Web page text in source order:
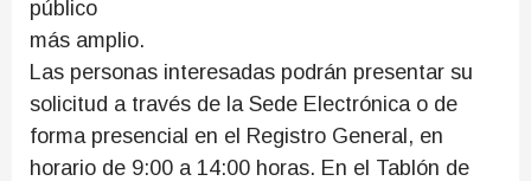
público
más amplio.
Las personas interesadas podrán presentar su
solicitud a través de la Sede Electrónica o de
forma presencial en el Registro General, en
horario de 9:00 a 14:00 horas. En el Tablón de